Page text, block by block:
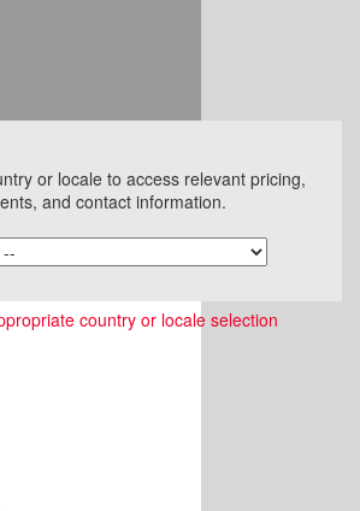
ーズ
デモ
or locale to access relevant pricing,
and contact information.
country or locale selection